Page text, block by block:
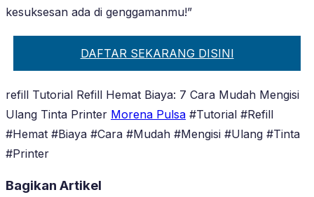
kesuksesan ada di genggamanmu!”
DAFTAR SEKARANG DISINI
refill Tutorial Refill Hemat Biaya: 7 Cara Mudah Mengisi
Ulang Tinta Printer Morena Pulsa #Tutorial #Refill
#Hemat #Biaya #Cara #Mudah #Mengisi #Ulang #Tinta
#Printer
Bagikan Artikel